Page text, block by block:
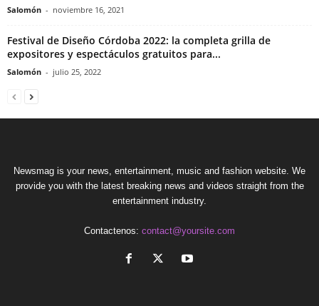
Salomón - noviembre 16, 2021
Festival de Diseño Córdoba 2022: la completa grilla de
expositores y espectáculos gratuitos para...
Salomón - julio 25, 2022
Newsmag is your news, entertainment, music and fashion website. We
provide you with the latest breaking news and videos straight from the
entertainment industry.
Contactenos: contact@yoursite.com